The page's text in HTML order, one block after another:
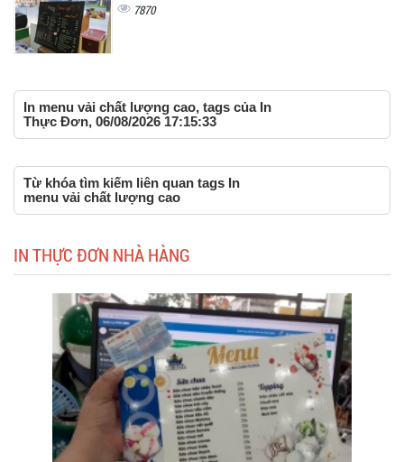
7870
In menu vải chất lượng cao, tags của In
Thực Đơn, 06/08/2026 17:15:33
Từ khóa tìm kiếm liên quan tags In
menu vải chất lượng cao
IN THỰC ĐƠN NHÀ HÀNG